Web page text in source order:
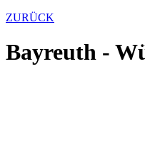
ZURÜCK
Bayreuth -